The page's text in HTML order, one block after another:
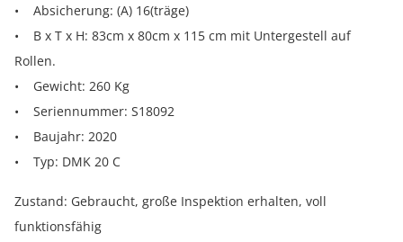
• Absicherung: (A) 16(träge)
• B x T x H: 83cm x 80cm x 115 cm mit Untergestell auf
Rollen.
• Gewicht: 260 Kg
• Seriennummer: S18092
• Baujahr: 2020
• Typ: DMK 20 C
Zustand: Gebraucht, große Inspektion erhalten, voll
funktionsfähig